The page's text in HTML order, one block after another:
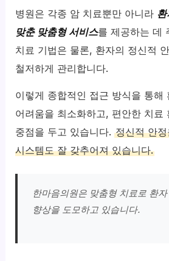
병원은 각종 암 치료뿐만 아니라
맞춘 맞춤형 서비스를 제공하는 데
치료 기법은 물론, 환자의 정신적
철저하게 관리합니다.
이렇게 종합적인 접근 방식을 통해
어려움을 최소화하고, 편안한 치료
중점을 두고 있습니다.정신적 안
시스템도 잘 갖추어져 있습니다.
한마음의원은 맞춤형 치료로 환
향상을 도모하고 있습니다.